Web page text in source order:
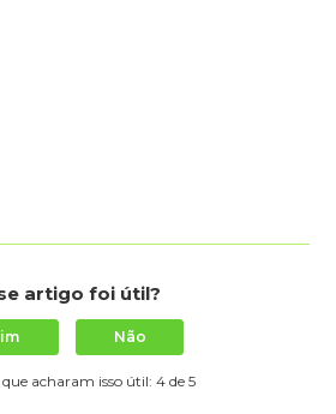
artigo foi útil?
Não
que acharam isso útil: 4 de 5